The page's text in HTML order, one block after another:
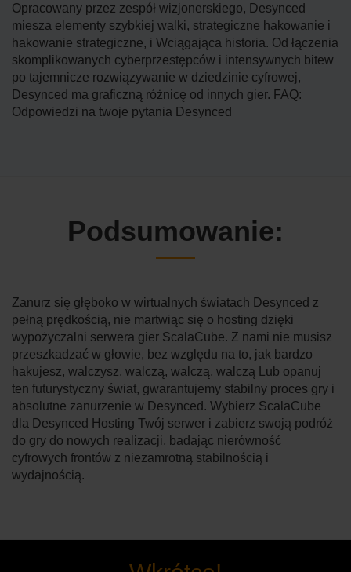
Opracowany przez zespół wizjonerskiego, Desynced
miesza elementy szybkiej walki, strategiczne hakowanie i
hakowanie strategiczne, i Wciągająca historia. Od łączenia
skomplikowanych cyberprzestępców i intensywnych bitew
po tajemnicze rozwiązywanie w dziedzinie cyfrowej,
Desynced ma graficzną różnicę od innych gier. FAQ:
Odpowiedzi na twoje pytania Desynced
Podsumowanie:
Zanurz się głęboko w wirtualnych światach Desynced z
pełną prędkością, nie martwiąc się o hosting dzięki
wypożyczalni serwera gier ScalaCube. Z nami nie musisz
przeszkadzać w głowie, bez względu na to, jak bardzo
hakujesz, walczysz, walczą, walczą, walczą Lub opanuj
ten futurystyczny świat, gwarantujemy stabilny proces gry i
absolutne zanurzenie w Desynced. Wybierz ScalaCube
dla Desynced Hosting Twój serwer i zabierz swoją podróż
do gry do nowych realizacji, badając nierówność
cyfrowych frontów z niezamrotną stabilnością i
wydajnością.